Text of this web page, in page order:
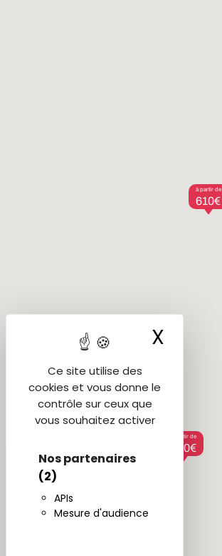
Ce site utilise des
cookies et vous donne le
contrôle sur ceux que
vous souhaitez activer
Nos partenaires
(2)
APIs
Mesure d'audience
X
à partir de
600€
à partir de
610€